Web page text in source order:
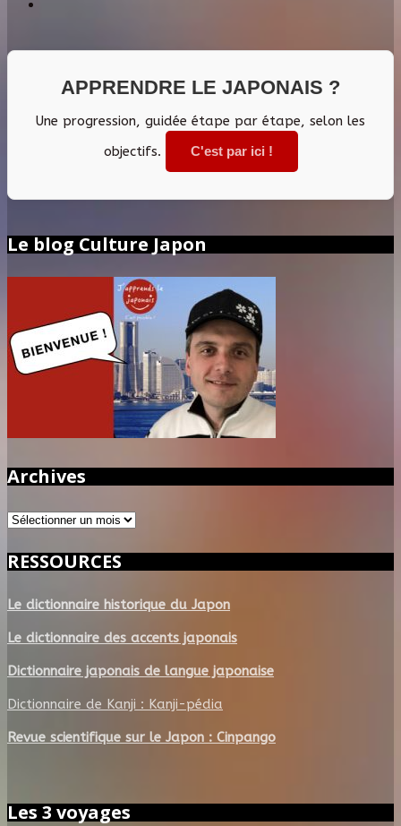
APPRENDRE LE JAPONAIS ?
Une progression, guidée étape par étape, selon les
objectifs.
C'est par ici !
Le blog Culture Japon
Archives
Archives
RESSOURCES
Le dictionnaire historique du Japon
Le dictionnaire des accents japonais
Dictionnaire japonais de langue japonaise
Dictionnaire de Kanji : Kanji-pédia
Revue scientifique sur le Japon : Cinpango
Les 3 voyages